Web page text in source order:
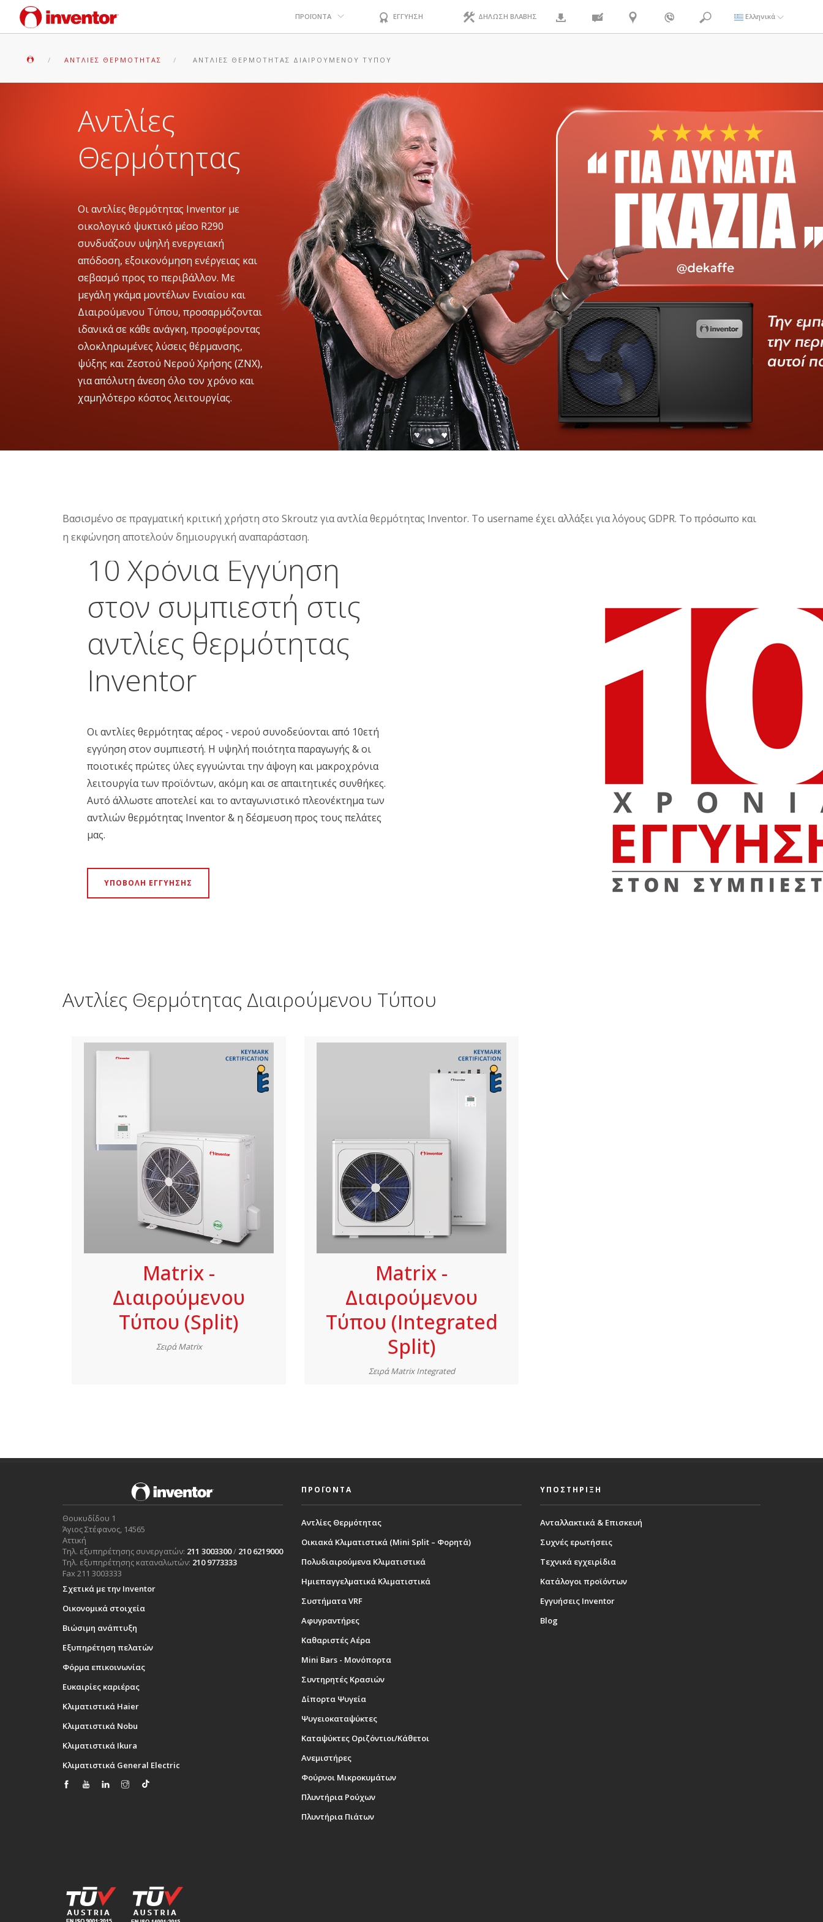
ΠΡΟΪΟΝΤΑ ΕΓΓΥΗΣΗ ΔΗΛΩΣΗ ΒΛΑΒΗΣ Ελληνικά
ΑΝΤΛΊΕΣ ΘΕΡΜΌΤΗΤΑΣ ΑΝΤΛΊΕΣ ΘΕΡΜΌΤΗΤΑΣ ΔΙΑΙΡΟΎΜΕΝΟΥ ΤΎΠΟΥ
Αντλίες
Θερμότητας
Οι αντλίες θερμότητας Inventor με
οικολογικό ψυκτικό μέσο R290
συνδυάζουν υψηλή ενεργειακή
απόδοση, εξοικονόμηση ενέργειας και
σεβασμό προς το περιβάλλον. Με
μεγάλη γκάμα μοντέλων Ενιαίου και
Διαιρούμενου Τύπου, προσαρμόζονται
ιδανικά σε κάθε ανάγκη, προσφέροντας
ολοκληρωμένες λύσεις θέρμανσης,
ψύξης και Ζεστού Νερού Χρήσης (ΖΝΧ),
για απόλυτη άνεση όλο τον χρόνο και
χαμηλότερο κόστος λειτουργίας.
Βασισμένο σε πραγματική κριτική χρήστη στο Skroutz για αντλία θερμότητας Inventor. Το username έχει αλλάξει για λόγους GDPR. Το πρόσωπο και
η εκφώνηση αποτελούν δημιουργική αναπαράσταση.
10 Χρόνια Εγγύηση
στον συμπιεστή στις
αντλίες θερμότητας
Inventor
Οι αντλίες θερμότητας αέρος - νερού συνοδεύονται από 10ετή
εγγύηση στον συμπιεστή. Η υψηλή ποιότητα παραγωγής & οι
ποιοτικές πρώτες ύλες εγγυώνται την άψογη και μακροχρόνια
λειτουργία των προϊόντων, ακόμη και σε απαιτητικές συνθήκες.
Αυτό άλλωστε αποτελεί και το ανταγωνιστικό πλεονέκτημα των
αντλιών θερμότητας Inventor & η δέσμευση προς τους πελάτες
μας.
ΥΠΟΒΟΛΗ ΕΓΓΥΗΣΗΣ
Αντλίες Θερμότητας Διαιρούμενου Τύπου
Matrix -
Διαιρούμενου
Τύπου (Split)
Σειρά Matrix
Matrix -
Διαιρούμενου
Τύπου (Integrated
Split)
Σειρά Matrix Integrated
Θουκυδίδου 1
Άγιος Στέφανος, 14565
Αττική
Τηλ. εξυπηρέτησης συνεργατών: 211 3003300/ 210 6219000
Τηλ. εξυπηρέτησης καταναλωτών: 210 9773333
Fax 211 3003333
Σχετικά με την Inventor
Οικονομικά στοιχεία
Βιώσιμη ανάπτυξη
Εξυπηρέτηση πελατών
Φόρμα επικοινωνίας
Ευκαιρίες καριέρας
Κλιματιστικά Haier
Κλιματιστικά Nobu
Κλιματιστικά Ikura
Κλιματιστικά General Electric
ΠΡΟΪΟΝΤΑ
Αντλίες Θερμότητας
Οικιακά Κλιματιστικά (Mini Split – Φορητά)
Πολυδιαιρούμενα Κλιματιστικά
Ημιεπαγγελματικά Κλιματιστικά
Συστήματα VRF
Αφυγραντήρες
Καθαριστές Αέρα
Mini Bars - Μονόπορτα
Συντηρητές Κρασιών
Δίπορτα Ψυγεία
Ψυγειοκαταψύκτες
Καταψύκτες Οριζόντιοι/Κάθετοι
Ανεμιστήρες
Φούρνοι Μικροκυμάτων
Πλυντήρια Ρούχων
Πλυντήρια Πιάτων
ΥΠΟΣΤΗΡΙΞΗ
Ανταλλακτικά & Επισκευή
Συχνές ερωτήσεις
Τεχνικά εγχειρίδια
Κατάλογοι προϊόντων
Εγγυήσεις Inventor
Blog